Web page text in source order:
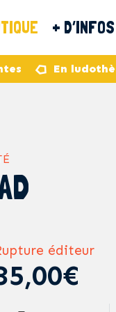
+ D’INFOS
En
éditeur